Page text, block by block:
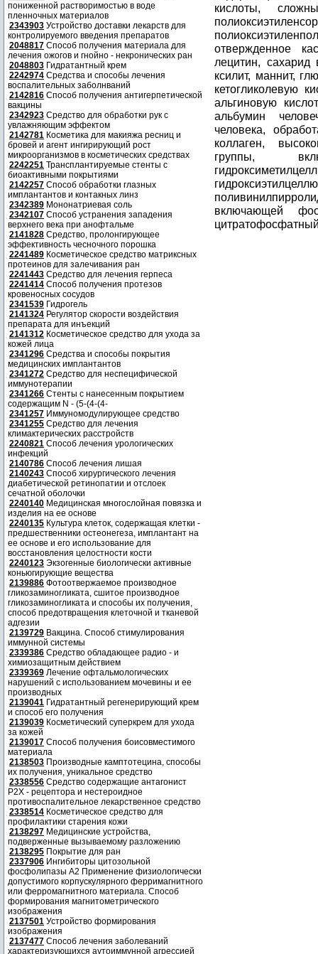
пониженной растворимостью в воде
пленночных материалов
2343903 Устройство доставки лекарств для
контролируемого введения препаратов
2048817 Способ получения материала для
лечения ожогов и гнойно - некронических ран
2048803 Гидратантный крем
2242974 Средства и способы лечения
воспалительных заболнваний
2142816 Способ получения антигерпетической
вакцины
2342923 Средство для обработки рук с
увлажняющим эффектом
2142781 Косметика для макияжа ресниц и
бровей и агент ингирирующий рост
микроорганизмов в косметических средствах
2242251 Трансплантируемые стенты с
биоактивными покрытиями
2142257 Способ обработки глазных
имплантантов и контакных линз
2342389 Мононатриевая соль
2342107 Способ устранения западения
верхнего века при анофтальме
2141828 Средство, пролонгирующее
эффективность чесночного порошка
2241489 Косметическое средство матриксных
протеинов для залечивания ран
2241443 Средство для лечения герпеса
2241414 Способ получения протезов
кровеносных сосудов
2341539 Гидрогель
2141324 Регулятор скорости воздействия
препарата для инъекций
2141312 Косметическое средство для ухода за
кожей лица
2341296 Средства и способы покрытия
медицинских имплантантов
2341272 Средство для неспецифической
иммунотерапии
2341266 Стенты с нанесенным покрытием
содержащим N - (5-(4-(4-
2341257 Иммуномодулирующее средство
2341255 Средство для лечения
климактерических расстройств
2240821 Способ лечения урологических
инфекций
2140786 Способ лечения лишая
2140243 Способ хирургического лечения
диабетической ретинопатии и отслоек
сечатной оболочки
2240140 Медицинская многослойная повязка и
изделия на ее основе
2240135 Культура клеток, содержащая клетки -
предшественники остеонегеза, имплантант на
ее основе и его использование для
восстановления целостности кости
2240123 Экзогенные биологически активные
коньюгирующие вещества
2139886 Фотоотвержаемое производное
гликозаминогликата, сшитое производное
гликозаминогликата и способы их получения,
способ предотвращения клеточной и тканевой
адгезии
2139729 Вакцина. Способ стимулирования
иммунной системы
2339386 Средство обладающее радио - и
химиозащитным действием
2339369 Лечение офтальмологических
нарушений с использованием мочевины и ее
производных
2139041 Гидратантный регенерирующий крем
и способ его получения
2139039 Косметический суперкрем для ухода
за кожей
2139017 Способ получения боисовместимого
материала
2138503 Производные камптотецина, способы
их получения, уникальное средство
2338556 Средство содержащие антагонист
Р2Х - рецептора и нестероидное
противоспалительное лекарственное средство
2338514 Косметическое средство для
профилактики старения кожи
2138297 Медицинские устройства,
подверженные вызываемому разложению
2138295 Покрытие для ран
2337906 Ингибиторы цитозольной
фосфолипазы А2 Применение физиологически
допустимого корпускулярного ферримагнитного
или ферромагнитного материала. Способ
формирования магнитометрического
изображения
2137501 Устройство формирования
изображения
2137477 Способ лечения заболеваний
характеризующихся аутоиммунной агрессией
кислоты,
отвержденное
лецитин,
ксилит, маннит,
кетогликолевую
альгиновую
альбумин
человека,
коллаген,
группы,
включающей